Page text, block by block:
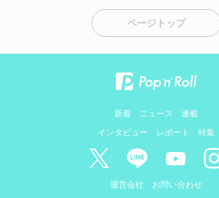
ページトップ
新着 ニュース
連載
インタビュー
レポート 特集
運営会社 お問い合わせ